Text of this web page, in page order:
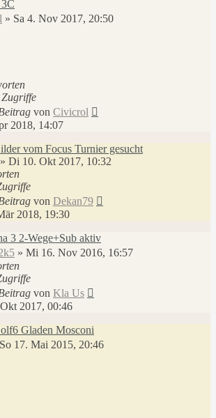
» Sa 4. Nov 2017, 20:50
Zugriffe
von Civicrol
2018, 14:07
vom Focus Turnier gesucht
» Di 10. Okt 2017, 10:32
von Dekan79
2018, 19:30
3 2-Wege+Sub aktiv
» Mi 16. Nov 2016, 16:57
von Kla Us
2017, 00:46
Gladen Mosconi
So 17. Mai 2015, 20:46